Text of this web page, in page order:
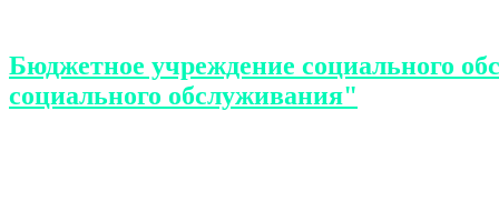
Бюджетное учреждение социального
социального обслуживания"